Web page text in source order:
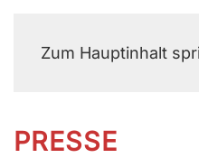
Zum Hauptinhalt
PRESSE